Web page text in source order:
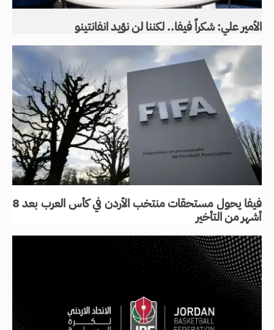
الأمير علي: شكراً فيفا.. لكننا لن نؤيد انفانتينو
فيفا يحول مستحقات منتخب الأردن في كأس العرب بعد 8
أشهر من التأخير